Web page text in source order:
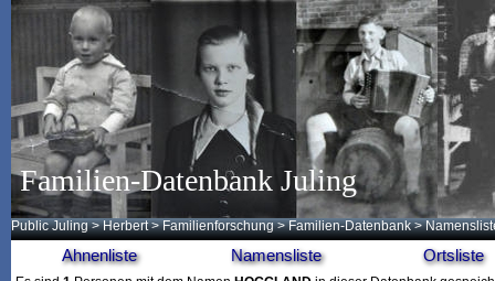
Familien-Datenbank Juling
Public Juling >Herbert >Familienforschung >Familien-Datenbank >
Ahnenliste Namensliste Ortsliste